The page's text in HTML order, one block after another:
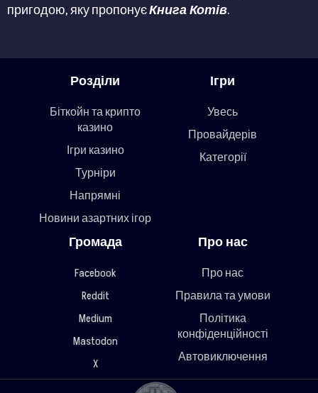
пригодою, яку пропонуєКнига Котів.
Розділи
Біткойн та крипто
казино
Ігри казино
Турніри
Напрямні
Новини азартних ігор
Ігри
Увесь
Провайдерів
Категорії
Громада
Facebook
Reddit
Medium
Mastodon
X
Про нас
Про нас
Правила та умови
Політика
конфіденційності
Автовиключення